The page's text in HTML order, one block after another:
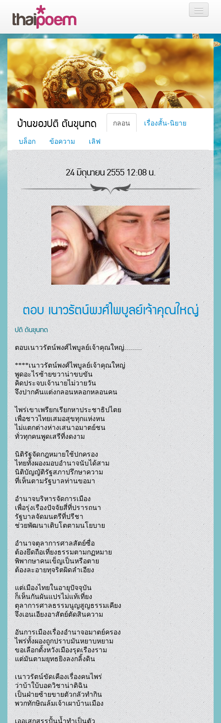
หน้าแรก
เรื่องสั้น นิยาย
บล็อก
สมาชิก
หน้าส่วนตัว
บ้านของปติ ตันขุนทด กลอน
เรื่องสั้น-นิยาย
บล็อก
ข้อความ เลิฟ
24 มิถุนายน 2555 12:08 น.
ตอบ เนาวรัตน์พงศ์ไพบูลย์เจ้าคุณใหญ่
ปติ ตันขุนทด
ตอบเนาวรัตน์พงศ์ไพบูลย์เจ้าคุณใหญ่.........
****เนาวรัตน์พงศ์ไพบูลย์เจ้าคุณใหญ่
พูดอะไรซ้ายขวาน่าขบขัน
คิดประจบเจ้านายไม่วายวัน
จึงปากคันแต่งกลอนหลอกหลอนคน
ไพร่เขาเพรียกเรียกหาประชาธิปไตย
เพื่อชาวไทยเสมอสุขทุกแห่งหน
ไม่แตกต่างห่างเสนาอมาตย์ชน
ทั่วทุกคนพูดเสรีที่งดงาม
นิติรัฐจัดกฎหมายใช้ปกครอง
ไทยทั้งผองมอบอำนาจนับได้สาม
นิติบัญญัติรัฐสภาปรึกษาความ
ที่เห็นตามรัฐบาลท่านขอมา
อำนาจบริหารจัดการเมือง
เพื่อรุ่งเรืองปัจจัยสี่ที่ปรารถนา
รัฐบาลจัดมนตรีที่ปรีชา
ช่วยพัฒนาเติบโตตามนโยบาย
อำนาจตุลาการศาลสัตย์ซื่อ
ต้องยึดถือเที่ยงธรรมตามกฏหมาย
พิพากษาคนเข็ญเป็นหรือตาย
ต้องละอายทุจริตผิดลำเอียง
แต่เมืองไทยในอายุปัจจุบัน
ก็เห็นกันผันแปรไม่แท้เที่ยง
ตุลาการศาลธรรมนูญสูญธรรมเคียง
จึงเอนเอียงอาสัตย์ตัดสินความ
อันการเมืองเรื่องอำนาจอมาตย์ครอง
ไพร่ทั้งผองถูกปราบมันหยาบหยาม
ขอเลือกตั้งหวังเมืองรุดเรืองราม
แต่มันตามยุทธยิงลงกลิ้งดิน
เนาวรัตน์ขัดเคืองเรื่องคนไพร่
ว่าบ้าใบ้บอดวิชาน่าติฉิน
เป็นฝ่ายซ้ายขายตัวกลัวทำกิน
พวกทักษิณล้มเจ้าเผาบ้านเมือง
เออเสกสรรปั้นน้ำทำเป็นตัว